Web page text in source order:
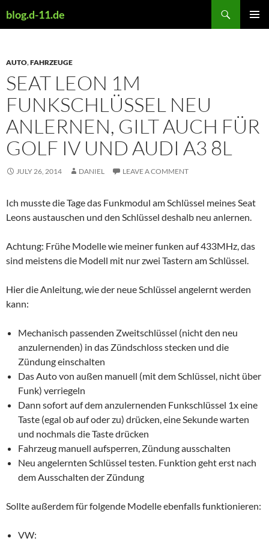
toblog.d-11.de
AUTO,FAHRZEUGE
SEAT LEON 1M
FUNKSCHLÜSSEL NEU
ANLERNEN, GILT AUCH FÜR
GOLF IV UND AUDI A3 8L
JULY 26, 2014 DANIEL LEAVE A COMMENT
Ich musste die Tage das Funkmodul am Schlüssel meines Seat
Leons austauschen und den Schlüssel deshalb neu anlernen.
Achtung: Frühe Modelle wie meiner funken auf 433MHz, das
sind meistens die Modell mit nur zwei Tastern am Schlüssel.
Hier die Anleitung, wie der neue Schlüssel angelernt werden
kann:
Mechanisch passenden Zweitschlüssel (nicht den neu
anzulernenden) in das Zündschloss stecken und die
Zündung einschalten
Das Auto von außen manuell (mit dem Schlüssel, nicht über
Funk) verriegeln
Dann sofort auf dem anzulernenden Funkschlüssel 1x eine
Taste (egal ob auf oder zu) drücken, eine Sekunde warten
und nochmals die Taste drücken
Fahrzeug manuell aufsperren, Zündung ausschalten
Neu angelernten Schlüssel testen. Funktion geht erst nach
dem Ausschalten der Zündung
Sollte außerdem für folgende Modelle ebenfalls funktionieren:
VW: